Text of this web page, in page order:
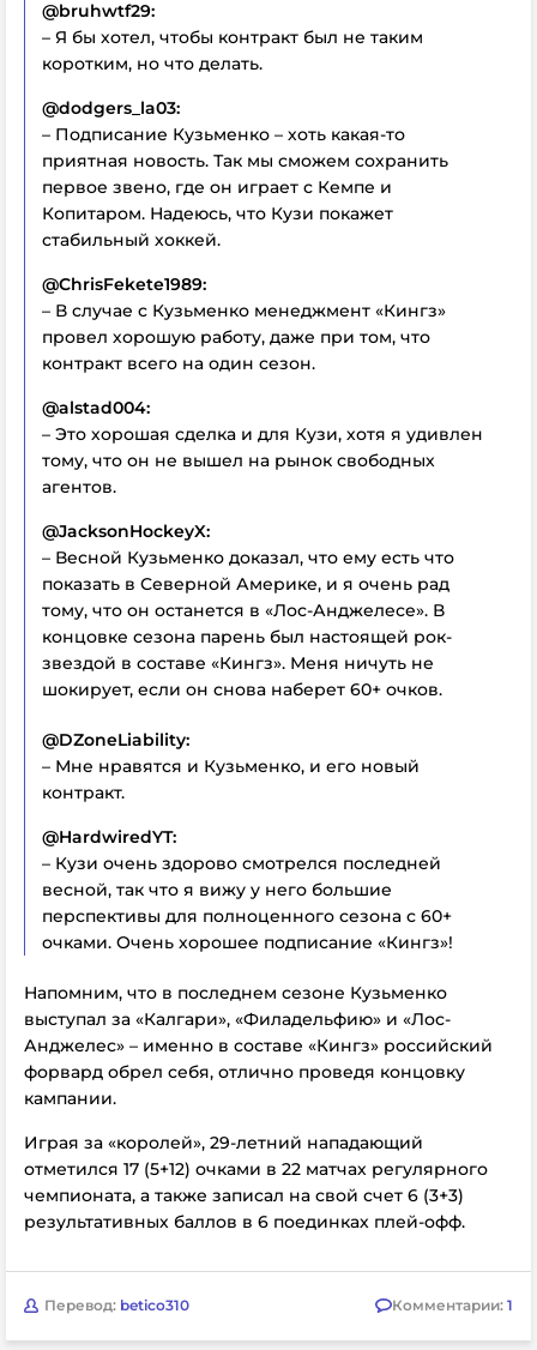
@bruhwtf29:
– Я бы хотел, чтобы контракт был не таким
коротким, но что делать.
@dodgers_la03:
– Подписание Кузьменко – хоть какая-то
приятная новость. Так мы сможем сохранить
первое звено, где он играет с Кемпе и
Копитаром. Надеюсь, что Кузи покажет
стабильный хоккей.
@ChrisFekete1989:
– В случае с Кузьменко менеджмент «Кингз»
провел хорошую работу, даже при том, что
контракт всего на один сезон.
@alstad004:
– Это хорошая сделка и для Кузи, хотя я удивлен
тому, что он не вышел на рынок свободных
агентов.
@JacksonHockeyX:
– Весной Кузьменко доказал, что ему есть что
показать в Северной Америке, и я очень рад
тому, что он останется в «Лос-Анджелесе». В
концовке сезона парень был настоящей рок-
звездой в составе «Кингз». Меня ничуть не
шокирует, если он снова наберет 60+ очков.
@DZoneLiability:
– Мне нравятся и Кузьменко, и его новый
контракт.
@HardwiredYT:
– Кузи очень здорово смотрелся последней
весной, так что я вижу у него большие
перспективы для полноценного сезона с 60+
очками. Очень хорошее подписание «Кингз»!
Напомним, что в последнем сезоне Кузьменко
выступал за «Калгари», «Филадельфию» и «Лос-
Анджелес» – именно в составе «Кингз» российский
форвард обрел себя, отлично проведя концовку
кампании.
Играя за «королей», 29-летний нападающий
отметился 17 (5+12) очками в 22 матчах регулярного
чемпионата, а также записал на свой счет 6 (3+3)
результативных баллов в 6 поединках плей-офф.
Перевод: betico310 Комментарии: 1